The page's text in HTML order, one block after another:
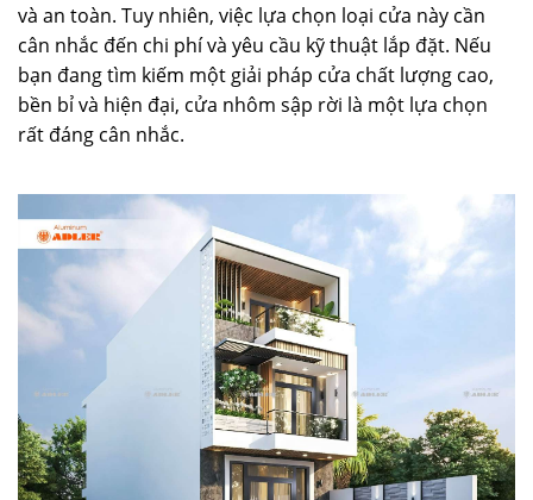
và an toàn. Tuy nhiên, việc lựa chọn loại cửa này cần
cân nhắc đến chi phí và yêu cầu kỹ thuật lắp đặt. Nếu
bạn đang tìm kiếm một giải pháp cửa chất lượng cao,
bền bỉ và hiện đại, cửa nhôm sập rời là một lựa chọn
rất đáng cân nhắc.